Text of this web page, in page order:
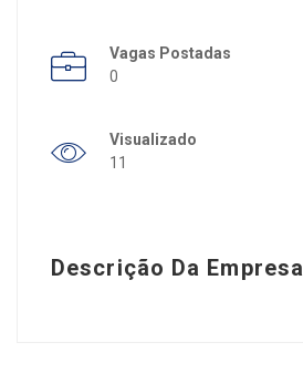
Vagas Postadas
0
Visualizado
11
Descrição Da Empresa